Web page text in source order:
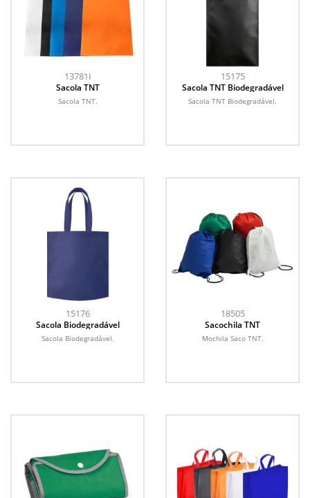
13781I
Sacola TNT
Sacola TNT.
15175
Sacola TNT Biodegradável
Sacola TNT Biodegradável.
15176
Sacola Biodegradável
Sacola Biodegradável.
18505
Sacochila TNT
Mochila Saco TNT.